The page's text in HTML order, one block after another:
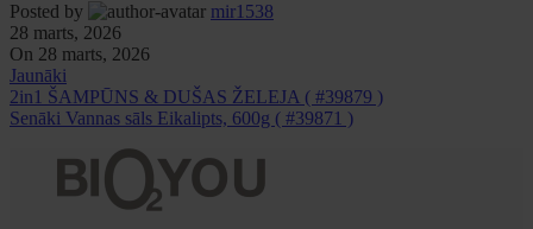
Posted by
mir1538
28 marts, 2026
On 28 marts, 2026
Jaunāki
2in1 ŠAMPŪNS & DUŠAS ŽELEJA ( #39879 )
Senāki Vannas sāls Eikalipts, 600g ( #39871 )